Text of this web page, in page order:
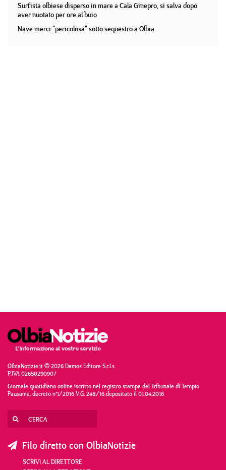
Surfista olbiese disperso in mare a Cala Ginepro, si salva dopo
aver nuotato per ore al buio
Nave merci "pericolosa" sotto sequestro a Olbia
OlbiaNotizie.it © 2026 Damos Editore S.r.l.s
P.IVA 02650290907
Giornale quotidiano online iscritto nel registro stampa del Tribunale di Tempio
Pausania, decreto n°1/2016 V.G. 248/16 depositato il 01.04.2016
Filo diretto con OlbiaNotizie
SCRIVI AL DIRETTORE